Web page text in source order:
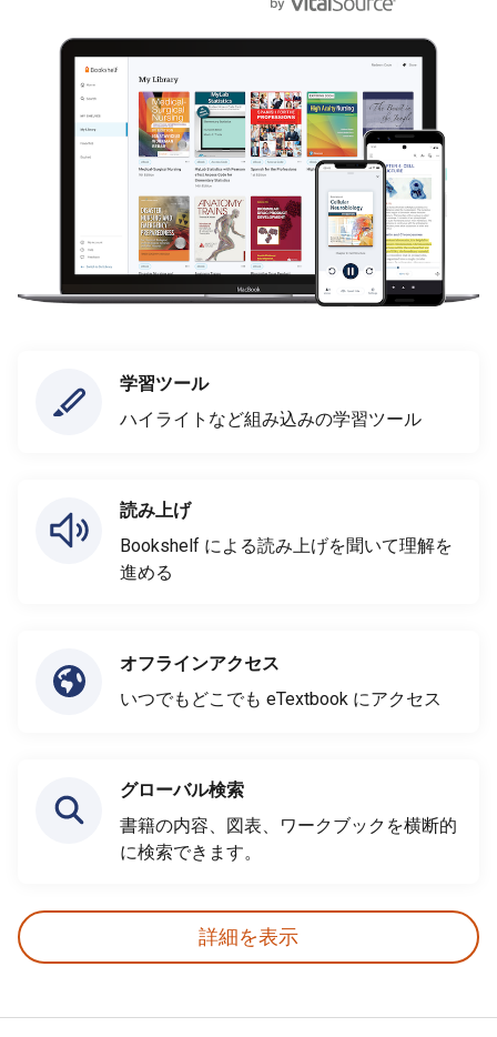
学習ツール
ハイライトなど組み込みの学習ツール
読み上げ
Bookshelf による読み上げを聞いて理解を
進める
オフラインアクセス
いつでもどこでも eTextbook にアクセス
グローバル検索
書籍の内容、図表、ワークブックを横断的
に検索できます。
詳細を表示